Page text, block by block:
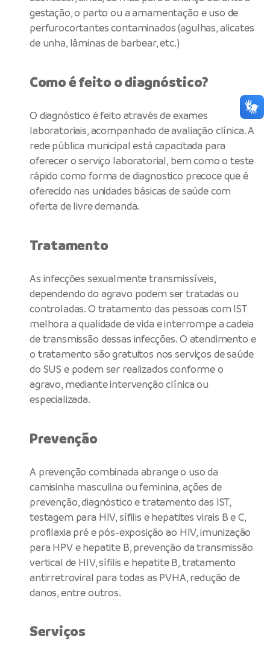
gestação, o parto ou a amamentação e uso de
perfurocortantes contaminados (agulhas, alicates
de unha, lâminas de barbear, etc.)
Como é feito o diagnóstico?
O diagnóstico é feito através de exames
laboratoriais, acompanhado de avaliação clínica. A
rede pública municipal está capacitada para
oferecer o serviço laboratorial, bem como o teste
rápido como forma de diagnostico precoce que é
oferecido nas unidades básicas de saúde com
oferta de livre demanda.
Tratamento
As infecções sexualmente transmissíveis,
dependendo do agravo podem ser tratadas ou
controladas. O tratamento das pessoas com IST
melhora a qualidade de vida e interrompe a cadeia
de transmissão dessas infecções. O atendimento e
o tratamento são gratuitos nos serviços de saúde
do SUS e podem ser realizados conforme o
agravo, mediante intervenção clínica ou
especializada.
Prevenção
A prevenção combinada abrange o uso da
camisinha masculina ou feminina, ações de
prevenção, diagnóstico e tratamento das IST,
testagem para HIV, sífilis e hepatites virais B e C,
profilaxia pré e pós-exposição ao HIV, imunização
para HPV e hepatite B, prevenção da transmissão
vertical de HIV, sífilis e hepatite B, tratamento
antirretroviral para todas as PVHA, redução de
danos, entre outros.
Serviços